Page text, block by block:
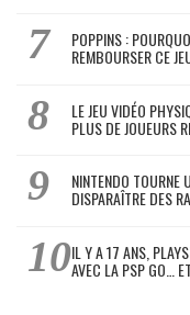
POPPINS :
REMBOURSER CE
LE JEU VIDÉO
PLUS DE JOUEURS
NINTENDO TOURNE
DISPARAÎTRE DES
IL Y A 17 ANS,
AVEC LA PSP GO…